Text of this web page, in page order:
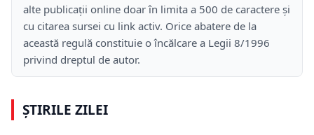
alte publicații online doar în limita a 500 de caractere și
cu citarea sursei cu link activ. Orice abatere de la
această regulă constituie o încălcare a Legii 8/1996
privind dreptul de autor.
ȘTIRILE ZILEI